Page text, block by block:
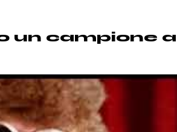
un campione